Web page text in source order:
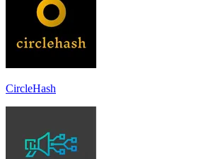
CircleHash